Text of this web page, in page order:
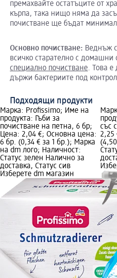
премахвайте остатъците от
кърпа, така нищо няма да
почистване ще бъдат
Основно почистване: Веднъж
всичко старателно с домашни
специално почистване. Това е
държи бактериите под
Подходящи продукти
Марка: Profissimo; Име на
продукта: Гъби за
почистване на петна, 6 бр;
Цена: 2,04 €; Основна цена:
6 бр. (0,34 € за 1 бр.); Марка
на dm лого; Наличност:
Статус зелен Налично за
доставка, Статус сив
Изберете dm магазин
със
2,25